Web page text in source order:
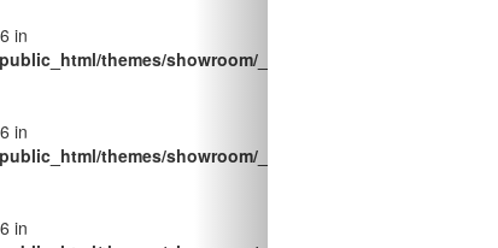
in
themes/showroom/_pages/produto.php
in
themes/showroom/_pages/produto.php
in